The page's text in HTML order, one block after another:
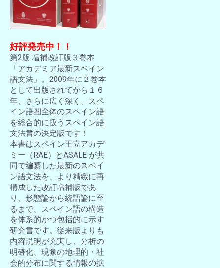
好評発売中！！
第2版 増補改訂版３巻本
「アカデミア最新スペイン
語文法」。2009年に２巻本
として出版されてから１６
年、さらに広く深く、スペ
イン語圏全体のスペイン語
を総合的に扱うスペイン語
文法書の決定版です！
本書はスペイン王立アカデ
ミー（RAE）とASALE が共
同で編纂した最新のスペイ
ン語文法を、より精緻に再
構成した改訂増補版であ
り、形態論から統語論に至
るまで、スペイン語の構造
を体系的かつ包括的に示す
研究書です。従来版よりも
内容説明が充実し、分析の
明確化、現象の地理的・社
会的分布に関する情報の拡